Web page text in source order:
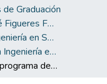
de Graduación
Biblioteca José Figueres Ferrer
Escuela de Ingeniería en Seguridad Laboral e Higiene Ambiental
Licenciatura en Ingeniería en Seguridad Laboral e Higiene Ambiental
Propuesta de programa de mejoramiento de las condiciones de trabajo asociadas a factores ergonómicos y exposición a calor en un almacén de distribución de electrodomésticos ubicado en Alajuela